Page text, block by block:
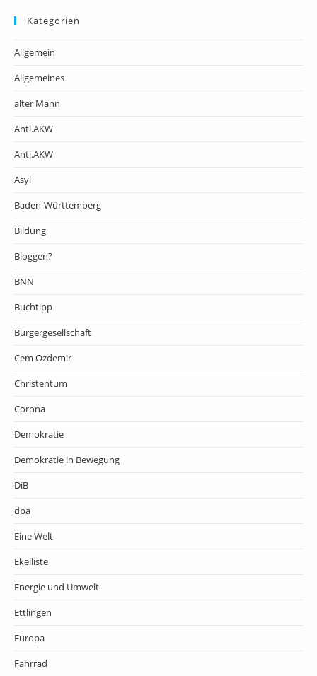
Kategorien
Allgemein
Allgemeines
alter Mann
Anti.AKW
Anti.AKW
Asyl
Baden-Württemberg
Bildung
Bloggen?
BNN
Buchtipp
Bürgergesellschaft
Cem Özdemir
Christentum
Corona
Demokratie
Demokratie in Bewegung
DiB
dpa
Eine Welt
Ekelliste
Energie und Umwelt
Ettlingen
Europa
Fahrrad